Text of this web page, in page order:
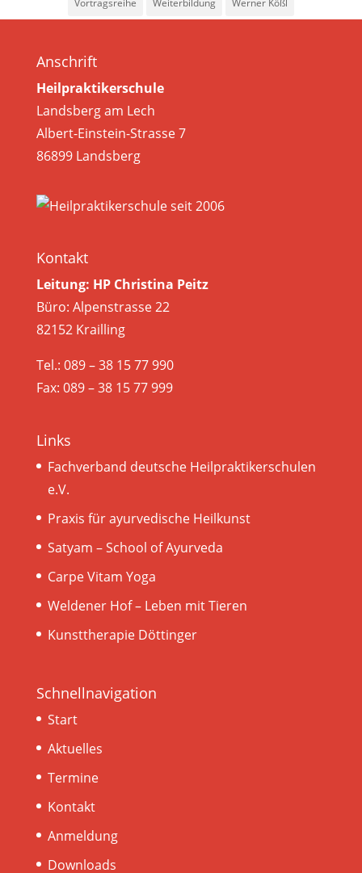
Vortragsreihe Weiterbildung Werner Kößl
Anschrift
Heilpraktikerschule
Landsberg am Lech
Albert-Einstein-Strasse 7
86899 Landsberg
Kontakt
Leitung: HP Christina Peitz
Büro: Alpenstrasse 22
82152 Krailling
Tel.: 089 – 38 15 77 990
Fax: 089 – 38 15 77 999
Links
Fachverband deutsche Heilpraktikerschulen
e.V.
Praxis für ayurvedische Heilkunst
Satyam – School of Ayurveda
Carpe Vitam Yoga
Weldener Hof – Leben mit Tieren
Kunsttherapie Döttinger
Schnellnavigation
Start
Aktuelles
Termine
Kontakt
Anmeldung
Downloads